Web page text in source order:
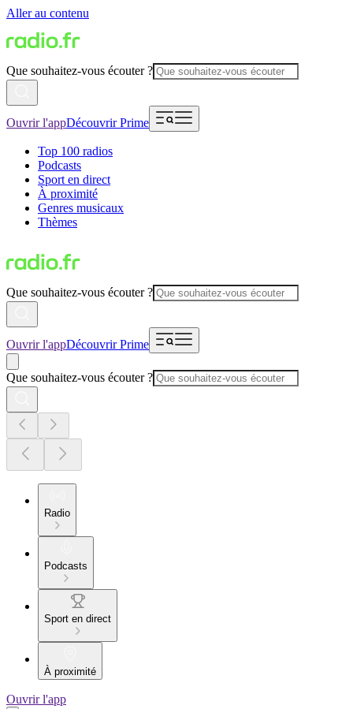
Aller au contenu
Que souhaitez-vous écouter ?
Ouvrir l'appDécouvrir Prime
Top 100 radios
Podcasts
Sport en direct
À proximité
Genres musicaux
Thèmes
Que souhaitez-vous écouter ?
Ouvrir l'appDécouvrir Prime
Que souhaitez-vous écouter ?
Radio
Podcasts
Sport en direct
À proximité
Ouvrir l'app